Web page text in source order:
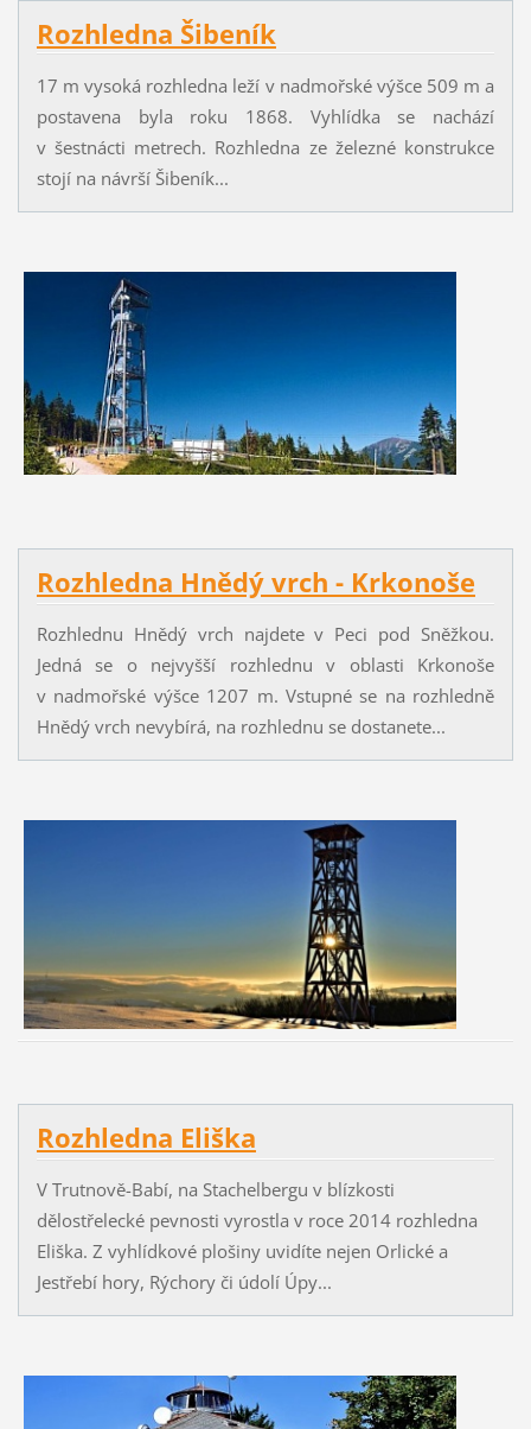
Rozhledna Šibeník
17 m vysoká rozhledna leží v nadmořské výšce 509 m a
postavena byla roku 1868. Vyhlídka se nachází
v šestnácti metrech. Rozhledna ze železné konstrukce
stojí na návrší Šibeník...
Rozhledna Hnědý vrch - Krkonoše
Rozhlednu Hnědý vrch najdete v Peci pod Sněžkou.
Jedná se o nejvyšší rozhlednu v oblasti Krkonoše
v nadmořské výšce 1207 m. Vstupné se na rozhledně
Hnědý vrch nevybírá, na rozhlednu se dostanete...
Rozhledna Eliška
V Trutnově-Babí, na Stachelbergu v blízkosti
dělostřelecké pevnosti vyrostla v roce 2014 rozhledna
Eliška. Z vyhlídkové plošiny uvidíte nejen Orlické a
Jestřebí hory, Rýchory či údolí Úpy...